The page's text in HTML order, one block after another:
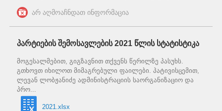
არ აღმოაჩნდათ ინფორმაცია
პარტიების შემოსავლების 2021 წლის სტატისტიკა
მოგესალმებით, გიგზავნით თქვენს წერილზე პასუხს.
გთხოვთ იხილოთ მიმაგრებული ფაილები. პატივისცემით,
ლევან ლობჟანიძე ადმინისტრაციის საორგანიზაციო და
პრო...
2021.xlsx